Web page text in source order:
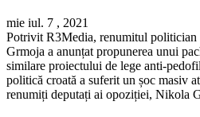
mie iul. 7 , 2021
Potrivit R3Media, renumitul
Grmoja a anunțat propunerea unui
similare proiectului de lege anti-
politică croată a suferit un șoc masiv
renumiți deputați ai opoziției, Nikola